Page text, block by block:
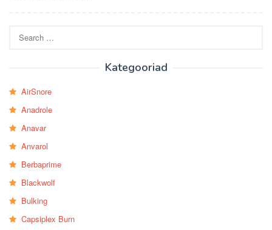
for:
Kategooriad
AirSnore
Anadrole
Anavar
Anvarol
Berbaprime
Blackwolf
Bulking
Capsiplex Burn